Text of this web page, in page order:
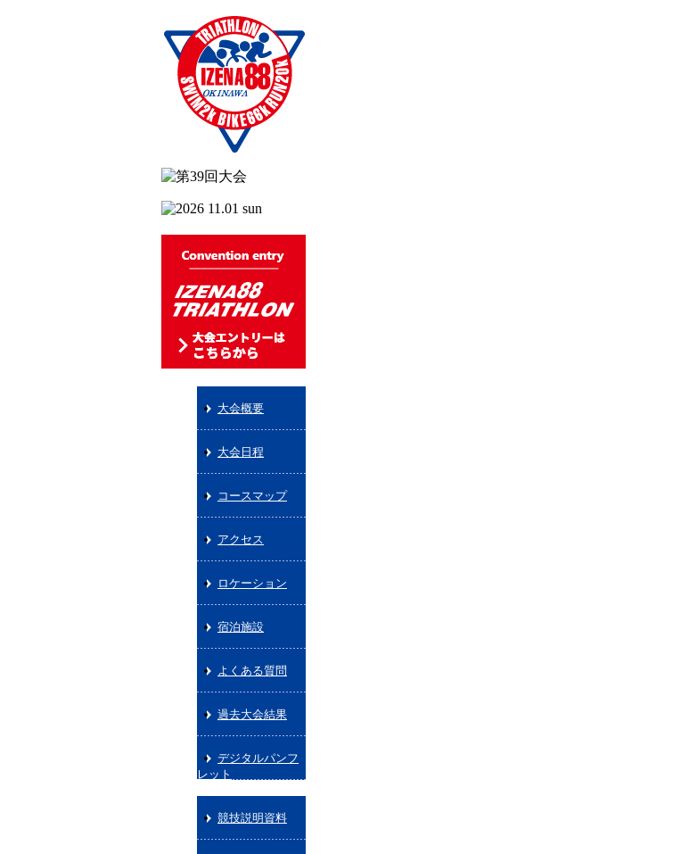
大会概要
大会日程
コースマップ
アクセス
ロケーション
宿泊施設
よくある質問
過去大会結果
デジタルパンフ
レット
競技説明資料